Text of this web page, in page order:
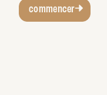
commencer